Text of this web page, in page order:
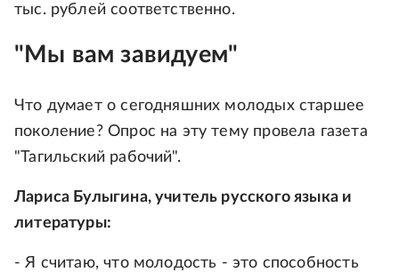
тыс. рублей соответственно.
"Мы вам завидуем"
Что думает о сегодняшних молодых старшее
поколение? Опрос на эту тему провела газета
"Тагильский рабочий".
Лариса Булыгина, учитель русского языка и
литературы:
- Я считаю, что молодость - это способность